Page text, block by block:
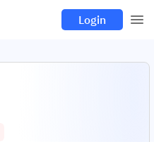
Login